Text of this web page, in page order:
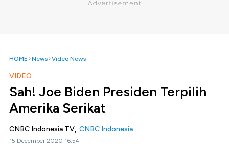
HOME News Video News
VIDEO
Sah! Joe Biden Presiden Terpilih
Amerika Serikat
CNBC Indonesia TV, CNBC Indonesia
15 December 2020 16:54